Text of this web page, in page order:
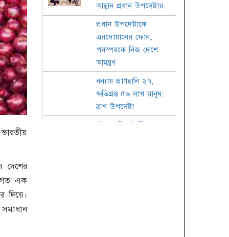
দেশের
গত এক
দিয়ে।
আহ্বান প্রধান উপদেষ্টার
প্রধান উপদেষ্টাকে
এরদোয়ানের ফোন,
পরস্পরকে নিজ দেশে
আমন্ত্রণ
বন্যায় প্রাণহানি ২৭,
ক্ষতিগ্রস্ত ৫৬ লাখ মানুষ:
ত্রাণ উপদেষ্টা
চট্টগ্রাম-সিলেট বিভাগে